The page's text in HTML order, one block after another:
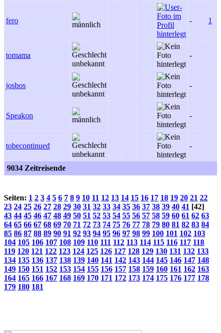
fero - 1
tomama -
josbos -
Speakon -
tobecontinued -
9034 Zeitreisende
Seiten: 1 2 3 4 5 6 7 8 9 10 11 12 13 14 15 16 17 18 19 20 21 22
23 24 25 26 27 28 29 30 31 32 33 34 35 36 37 38 39 40 41 [42]
43 44 45 46 47 48 49 50 51 52 53 54 55 56 57 58 59 60 61 62 63
64 65 66 67 68 69 70 71 72 73 74 75 76 77 78 79 80 81 82 83 84
85 86 87 88 89 90 91 92 93 94 95 96 97 98 99 100 101 102 103
104 105 106 107 108 109 110 111 112 113 114 115 116 117 118
119 120 121 122 123 124 125 126 127 128 129 130 131 132 133
134 135 136 137 138 139 140 141 142 143 144 145 146 147 148
149 150 151 152 153 154 155 156 157 158 159 160 161 162 163
164 165 166 167 168 169 170 171 172 173 174 175 176 177 178
179 180 181